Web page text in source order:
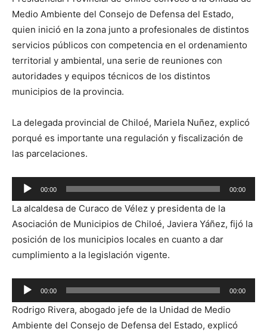
Medio Ambiente del Consejo de Defensa del Estado,
quien inició en la zona junto a profesionales de distintos
servicios públicos con competencia en el ordenamiento
territorial y ambiental, una serie de reuniones con
autoridades y equipos técnicos de los distintos
municipios de la provincia.
La delegada provincial de Chiloé, Mariela Nuñez, explicó
porqué es importante una regulación y fiscalización de
las parcelaciones.
Reproductor
de
audio
00:00 00:00
La alcaldesa de Curaco de Vélez y presidenta de la
Asociación de Municipios de Chiloé, Javiera Yáñez, fijó la
posición de los municipios locales en cuanto a dar
cumplimiento a la legislación vigente.
Reproductor
de
audio
00:00 00:00
Rodrigo Rivera, abogado jefe de la Unidad de Medio
Ambiente del Consejo de Defensa del Estado, explicó